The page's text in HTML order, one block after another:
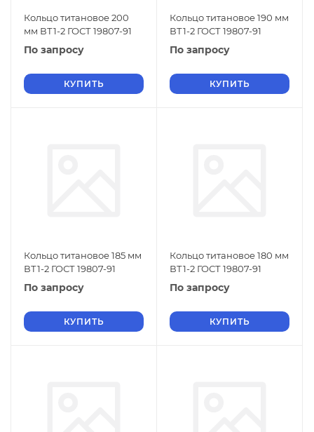
Кольцо титановое 200
мм ВТ1-2 ГОСТ 19807-91
По запросу
КУПИТЬ
Кольцо титановое 190 мм
ВТ1-2 ГОСТ 19807-91
По запросу
КУПИТЬ
Кольцо титановое 185 мм
ВТ1-2 ГОСТ 19807-91
По запросу
КУПИТЬ
Кольцо титановое 180 мм
ВТ1-2 ГОСТ 19807-91
По запросу
КУПИТЬ